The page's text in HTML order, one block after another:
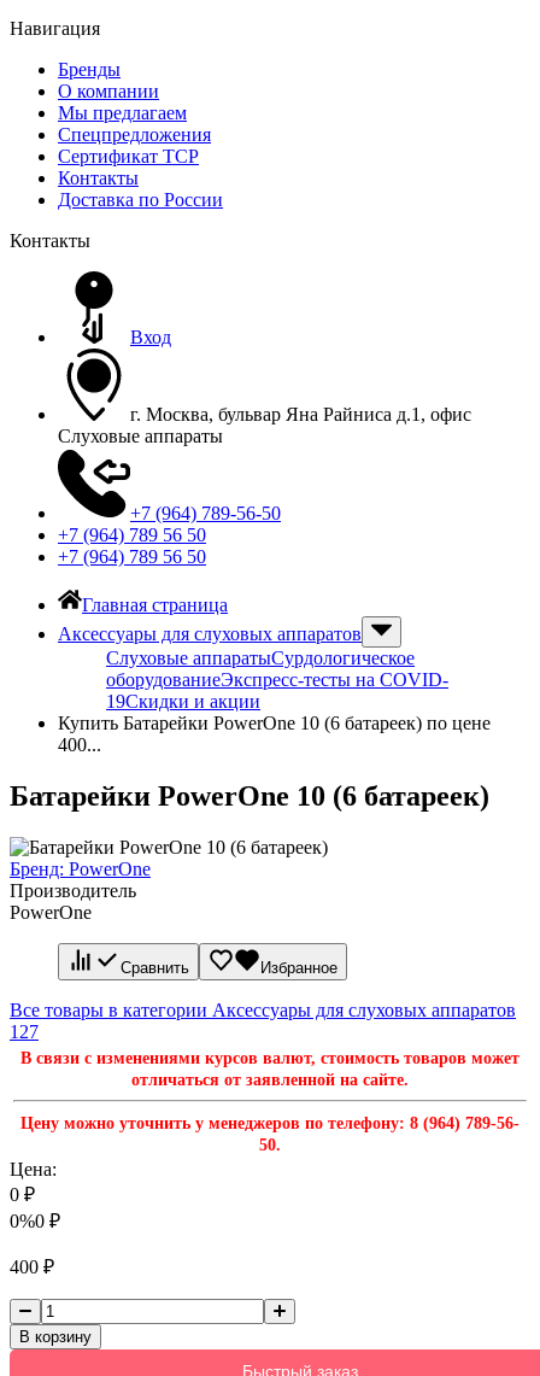
Навигация
Бренды
О компании
Мы предлагаем
Спецпредложения
Сертификат ТСР
Контакты
Доставка по России
Контакты
Вход
г. Москва, бульвар Яна Райниса д.1, офис
Слуховые аппараты
+7 (964) 789-56-50
+7 (964) 789 56 50
+7 (964) 789 56 50
Главная страница
Аксессуары для слуховых аппаратов
Слуховые аппаратыСурдологическое
оборудованиеЭкспресс-тесты на COVID-
19Скидки и акции
Купить Батарейки PowerOne 10 (6 батареек) по цене
400...
Батарейки PowerOne 10 (6 батареек)
Бренд: PowerOne
Производитель
PowerOne
Сравнить Избранное
Все товары в категории Аксессуары для слуховых аппаратов
127
В связи с изменениями курсов валют, стоимость товаров может
отличаться от заявленной на сайте.
Цену можно уточнить у менеджеров по телефону: 8 (964) 789-56-
50.
Цена:
0 ₽
0%0 ₽
400 ₽
В корзину
Быстрый заказ